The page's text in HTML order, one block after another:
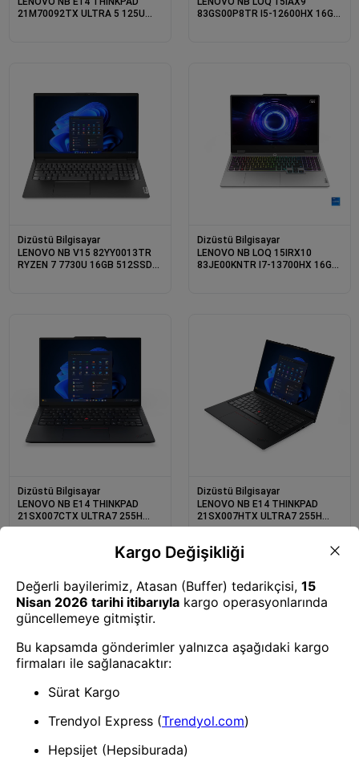
21M70092TX ULTRA 5 125U
83GS00P8TR I5-12600HX 16GB
Dizüstü Bilgisayar
LENOVO NB V15 82YY0013TR
RYZEN 7 7730U 16GB 512SSD
Dizüstü Bilgisayar
LENOVO NB LOQ 15IRX10
83JE00KNTR I7-13700HX 16GB
Dizüstü Bilgisayar
LENOVO NB E14 THINKPAD
21SX007CTX ULTRA7 255H
16GB 512SSD O/B 14 DOS
Dizüstü Bilgisayar
LENOVO NB E14 THINKPAD
21SX007HTX ULTRA7 255H
16GB 512SSD O/B 14